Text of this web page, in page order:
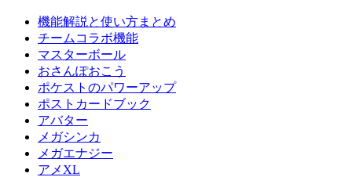
機能解説と使い方まとめ
チームコラボ機能
マスターボール
おさんぽおこう
ポケストのパワーアップ
ポストカードブック
アバター
メガシンカ
メガエナジー
アメXL